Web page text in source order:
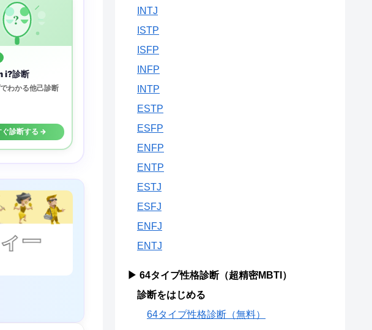
?
i?診断
わかる他己診断
ぐ診断する →
INTJ
ISTP
ISFP
INFP
INTP
ESTP
ESFP
ENFP
ENTP
ESTJ
ESFJ
ENFJ
ENTJ
▶ 64タイプ性格診断（超精密MBTI）
診断をはじめる
64タイプ性格診断（無料）